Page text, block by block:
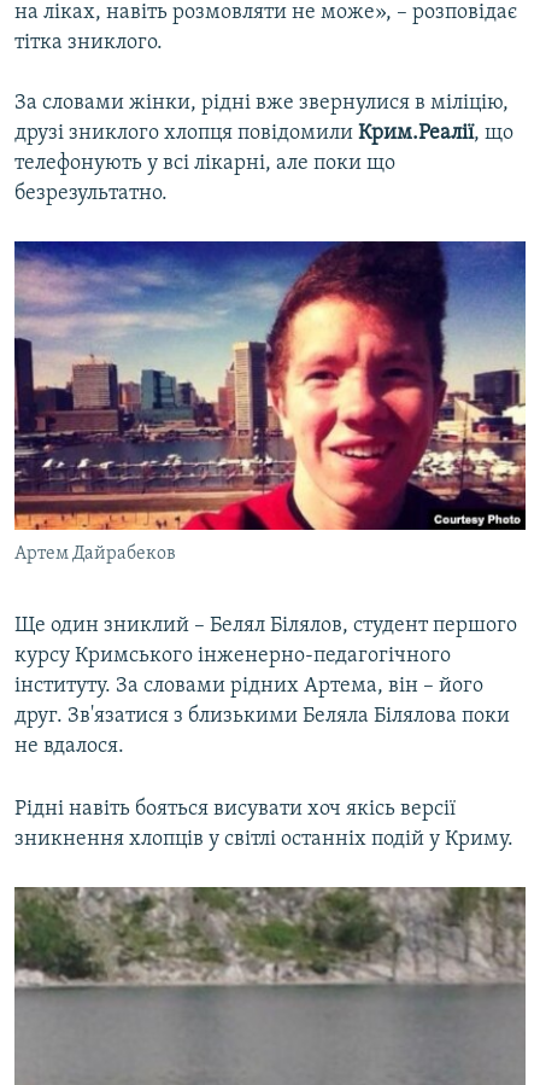
на ліках, навіть розмовляти не може», – розповідає
тітка зниклого.
За словами жінки, рідні вже звернулися в міліцію,
друзі зниклого хлопця повідомили Крим.Реалії, що
телефонують у всі лікарні, але поки що
безрезультатно.
Артем Дайрабеков
Ще один зниклий – Белял Білялов, студент першого
курсу Кримського інженерно-педагогічного
інституту. За словами рідних Артема, він – його
друг. Зв'язатися з близькими Беляла Білялова поки
не вдалося.
Рідні навіть бояться висувати хоч якісь версії
зникнення хлопців у світлі останніх подій у Криму.